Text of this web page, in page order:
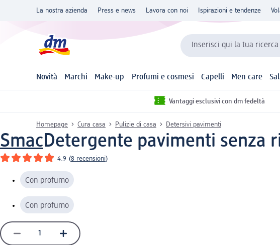
La nostra azienda Press e news Lavora con noi Ispirazioni e tendenze
Inserisci qui la tua ricerca
Novità Marchi Make-up Profumi e cosmesi Capelli Men care
Vantaggi esclusivi con dm fedeltà
Homepage Cura casa Pulizie di casa Detersivi pavimenti
SmacDetergente pavimenti senza
4.9 (8 recensioni)
Con profumo
Con profumo